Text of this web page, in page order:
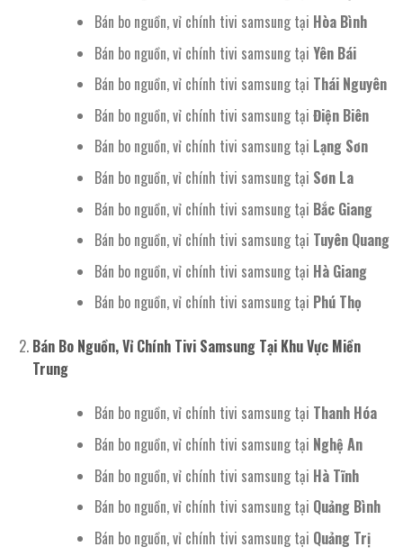
Bán bo nguồn, vỉ chính tivi samsung tại Hòa Bình
Bán bo nguồn, vỉ chính tivi samsung tại Yên Bái
Bán bo nguồn, vỉ chính tivi samsung tại Thái Nguyên
Bán bo nguồn, vỉ chính tivi samsung tại Điện Biên
Bán bo nguồn, vỉ chính tivi samsung tại Lạng Sơn
Bán bo nguồn, vỉ chính tivi samsung tại Sơn La
Bán bo nguồn, vỉ chính tivi samsung tại Bắc Giang
Bán bo nguồn, vỉ chính tivi samsung tại Tuyên Quang
Bán bo nguồn, vỉ chính tivi samsung tại Hà Giang
Bán bo nguồn, vỉ chính tivi samsung tại Phú Thọ
Bán Bo Nguồn, Vỉ Chính Tivi Samsung Tại Khu Vực Miền
Trung
Bán bo nguồn, vỉ chính tivi samsung tại Thanh Hóa
Bán bo nguồn, vỉ chính tivi samsung tại Nghệ An
Bán bo nguồn, vỉ chính tivi samsung tại Hà Tĩnh
Bán bo nguồn, vỉ chính tivi samsung tại Quảng Bình
Bán bo nguồn, vỉ chính tivi samsung tại Quảng Trị